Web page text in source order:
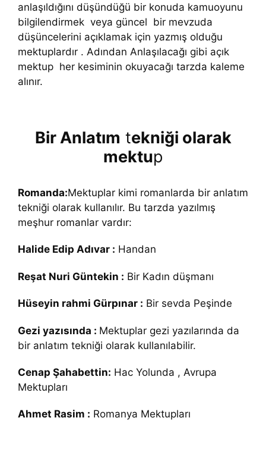
anlaşıldığını düşündüğü bir konuda kamuoyunu
bilgilendirmek veya güncel bir mevzuda
düşüncelerini açıklamak için yazmış olduğu
mektuplardır . Adından Anlaşılacağı gibi açık
mektup her kesiminin okuyacağı tarzda kaleme
alınır.
Bir Anlatım tekniği olarak
mektup
Romanda:Mektuplar kimi romanlarda bir anlatım
tekniği olarak kullanılır. Bu tarzda yazılmış
meşhur romanlar vardır:
Halide Edip Adıvar : Handan
Reşat Nuri Güntekin : Bir Kadın düşmanı
Hüseyin rahmi Gürpınar : Bir sevda Peşinde
Gezi yazısında : Mektuplar gezi yazılarında da
bir anlatım tekniği olarak kullanılabilir.
Cenap Şahabettin: Hac Yolunda , Avrupa
Mektupları
Ahmet Rasim : Romanya Mektupları